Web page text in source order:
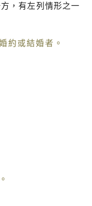
，有左列情形之一
約或結婚者。